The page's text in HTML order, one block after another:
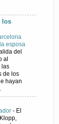
los
esposa
del
al
las
de los
hayan
- El